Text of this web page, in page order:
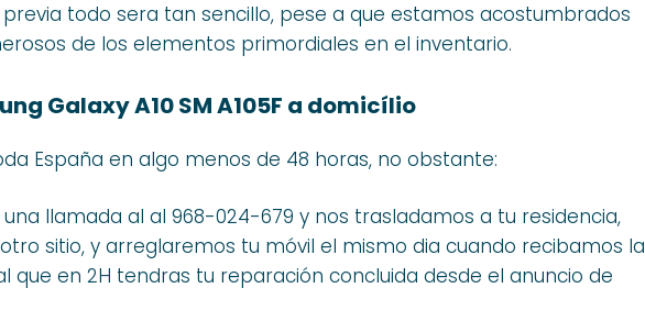
todo sera tan sencillo, pese a que estamos acostumbrados
de los elementos primordiales en el inventario.
Galaxy A10 SM A105F a domicílio
España en algo menos de 48 horas, no obstante:
una llamada al al 968-024-679 y nos trasladamos a tu residencia,
sitio, y arreglaremos tu móvil el mismo dia cuando recibamos la
que en 2H tendras tu reparación concluida desde el anuncio de